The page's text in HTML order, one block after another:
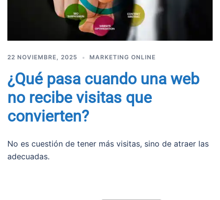
22 NOVIEMBRE, 2025 MARKETING ONLINE
¿Qué pasa cuando una web
no recibe visitas que
convierten?
No es cuestión de tener más visitas, sino de atraer las
adecuadas.